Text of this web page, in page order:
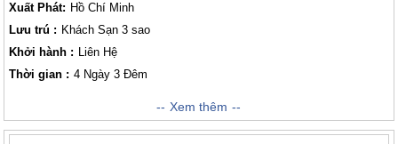
Xuất Phát: Hồ Chí Minh
Lưu trú : Khách Sạn 3 sao
Khởi hành : Liên Hệ
Thời gian : 4 Ngày 3 Đêm
Hành trình khám phá được khởi hành từ Thành phố Hồ Chí Minh chắc
chắn quý khách sẽ có thể cảm nhận được rất nhiều vẻ đẹp tuyệt mĩ, độc
Xem thêm